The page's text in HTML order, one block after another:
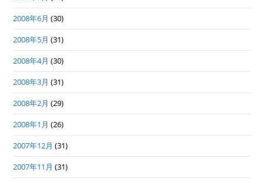
2008年6月 (30)
2008年5月 (31)
2008年4月 (30)
2008年3月 (31)
2008年2月 (29)
2008年1月 (26)
2007年12月 (31)
2007年11月 (31)